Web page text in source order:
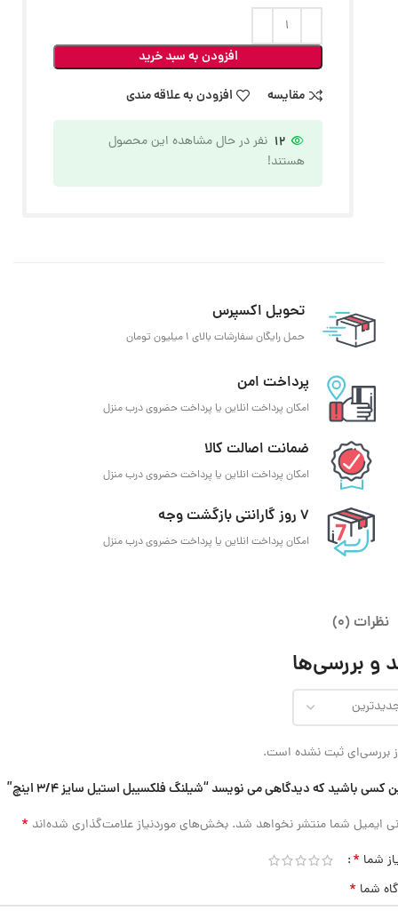
افزودن به سبد خرید
مقایسه
افزودن به علاقه مندی
12 نفر در حال مشاهده این محصول
هستند!
تحویل اکسپرس
حمل رایگان سفارشات بالای 1 میلیون تومان
پرداخت امن
امکان پرداخت انلاین یا پرداخت حضروی درب منزل
ضمانت اصالت کالا
امکان پرداخت انلاین یا پرداخت حضروی درب منزل
7 روز گارانتی بازگشت وجه
امکان پرداخت انلاین یا پرداخت حضروی درب منزل
نظرات (0)
و بررسی‌ها
بررسی‌ای ثبت نشده است.
کسی باشید که دیدگاهی می نویسد “شیلنگ فلکسیبل استیل سایز 3/4 اینچ”
ایمیل شما منتشر نخواهد شد. بخش‌های موردنیاز علامت‌گذاری شده‌اند *
شما *
شما *